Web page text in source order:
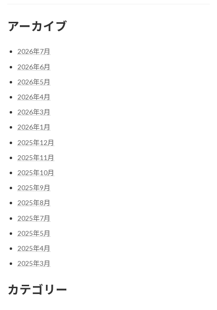
アーカイブ
2026年7月
2026年6月
2026年5月
2026年4月
2026年3月
2026年1月
2025年12月
2025年11月
2025年10月
2025年9月
2025年8月
2025年7月
2025年5月
2025年4月
2025年3月
カテゴリー